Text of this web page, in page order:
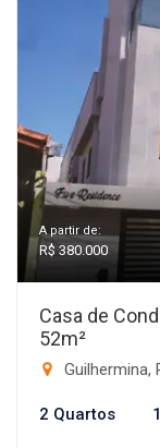
A partir de:
R$ 380.000
Casa de
52m²
Guilhermina,
2 Quartos